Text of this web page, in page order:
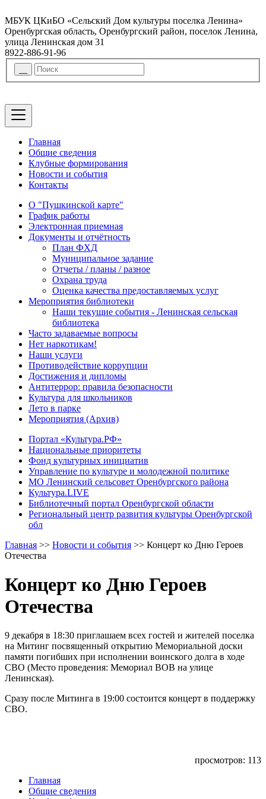
МБУК ЦКиБО «Сельский Дом культуры поселка Ленина»
Оренбургская область, Оренбургский район, поселок Ленина,
улица Ленинская дом 31
8922-886-91-96
Главная
Общие сведения
Клубные формирования
Новости и события
Контакты
О "Пушкинской карте"
График работы
Электронная приемная
Документы и отчётность
План ФХД
Муниципальное задание
Отчеты / планы / разное
Охрана труда
Оценка качества предоставляемых услуг
Мероприятия библиотеки
Наши текущие события - Ленинская сельская
библиотека
Часто задаваемые вопросы
Нет наркотикам!
Наши услуги
Противодействие коррупции
Достижения и дипломы
Антитеррор: правила безопасности
Культура для школьников
Лето в парке
Мероприятия (Архив)
Портал «Культура.РФ»
Национальные приоритеты
Фонд культурных инициатив
Управление по культуре и молодежной политике
МО Ленинский сельсовет Оренбургского района
Культура.LIVE
Библиотечный портал Оренбургской области
Региональный центр развития культуры Оренбургской
обл
Главная >> Новости и события >> Концерт ко Дню Героев
Отечества
Концерт ко Дню Героев
Отечества
9 декабря в 18:30 приглашаем всех гостей и жителей поселка
на Митинг посвященный открытию Мемориальной доски
памяти погибших при исполнении воинского долга в ходе
СВО (Место проведения: Мемориал ВОВ на улице
Ленинская).
Сразу после Митинга в 19:00 состоится концерт в поддержку
СВО.
просмотров: 113
Главная
Общие сведения